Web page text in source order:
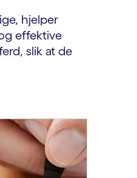
hjelper
effektive
slik at de